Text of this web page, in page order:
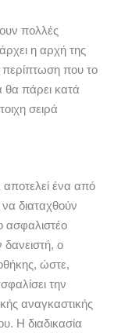
πολλές
η αρχή της
περίπτωση που το
θα πάρει κατά
σειρά
αποτελεί ένα από
διαταχθούν
ασφαλιστέο
ο
ώστε,
την
αναγκαστικής
Η διαδικασία